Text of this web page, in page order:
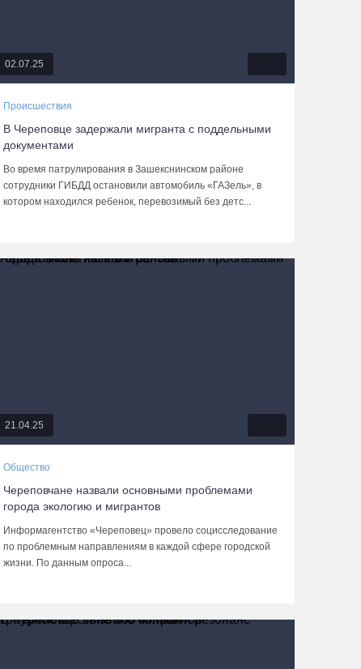
02.07.25
Происшествия
В Череповце задержали мигранта с поддельными
документами
Во время патрулирования в Зашекснинском районе
сотрудники ГИБДД остановили автомобиль «ГАЗель», в
котором находился ребенок, перевозимый без детс...
21.04.25
Общество
Череповчане назвали основными проблемами
города экологию и мигрантов
Информагентство «Череповец» провело социсследование
по проблемным направлениям в каждой сфере городской
жизни. По данным опроса...